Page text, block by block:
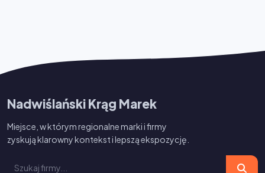
Nadwiślański Krąg Marek
Miejsce, w którym regionalne marki i firmy
zyskują klarowny kontekst i lepszą ekspozycję.